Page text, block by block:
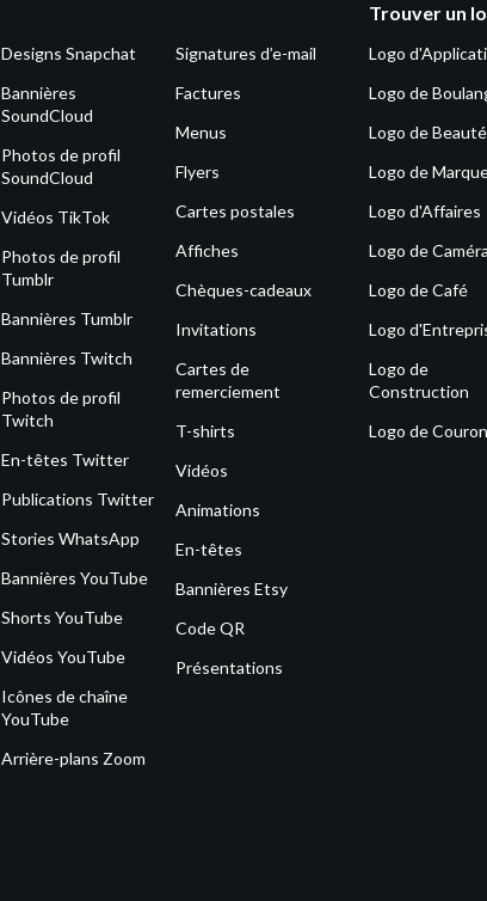
Designs Snapchat
Bannières
SoundCloud
Photos de profil
SoundCloud
Vidéos TikTok
Photos de profil
Tumblr
Bannières Tumblr
Bannières Twitch
Photos de profil
Twitch
En-têtes Twitter
Publications Twitter
Stories WhatsApp
Bannières YouTube
Shorts YouTube
Vidéos YouTube
Icônes de chaîne
YouTube
Arrière-plans Zoom
Signatures d’e-mail
Factures
Menus
Flyers
Cartes postales
Affiches
Chèques-cadeaux
Invitations
Cartes de
remerciement
T-shirts
Vidéos
Animations
En-têtes
Bannières Etsy
Code QR
Présentations
Trouver un
Logo
Logo de
Logo de Beauté
Logo de
Logo d'Affaires
Logo de Caméra
Logo de Café
Logo
Logo de
Construction
Logo de